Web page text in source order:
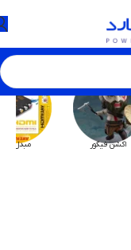
اکشن فیگور مبدل HX